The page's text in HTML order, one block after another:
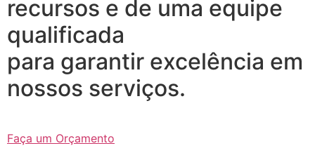
recursos e de uma equipe
qualificada
para garantir excelência em
nossos serviços.
Faça um Orçamento